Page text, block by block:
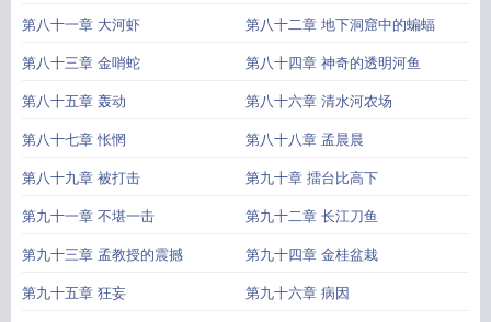
第八十一章 大河虾 第八十二章 地下洞窟中的蝙蝠
第八十三章 金哨蛇 第八十四章 神奇的透明河鱼
第八十五章 轰动 第八十六章 清水河农场
第八十七章 怅惘 第八十八章 孟晨晨
第八十九章 被打击 第九十章 擂台比高下
第九十一章 不堪一击 第九十二章 长江刀鱼
第九十三章 孟教授的震撼 第九十四章 金桂盆栽
第九十五章 狂妄 第九十六章 病因